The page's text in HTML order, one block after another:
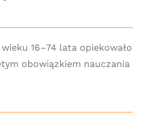
16–74 lata opiekowało
obowiązkiem nauczania